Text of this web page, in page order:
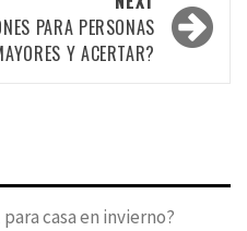
PARA PERSONAS
Y ACERTAR?
casa en invierno?